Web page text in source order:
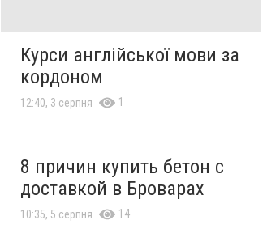
Курси англійської мови за
кордоном
12:40, 3 серпня 1
8 причин купить бетон с
доставкой в Броварах
10:35, 5 серпня 14